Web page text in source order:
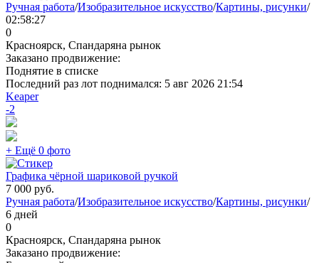
Ручная работа/Изобразительное искусство/Картины, рисунки/
02:58:27
0
Красноярск, Спандаряна рынок
Заказано продвижение:
Поднятие в списке
Последний раз лот поднимался: 5 авг 2026 21:54
Keaper
-2
+ Ещё 0 фото
Графика чёрной шариковой ручкой
7 000 руб.
Ручная работа/Изобразительное искусство/Картины, рисунки/
6 дней
0
Красноярск, Спандаряна рынок
Заказано продвижение: